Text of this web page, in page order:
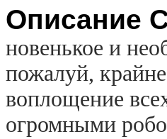
Описание
новенькое и
пожалуй,
воплощение
огромными